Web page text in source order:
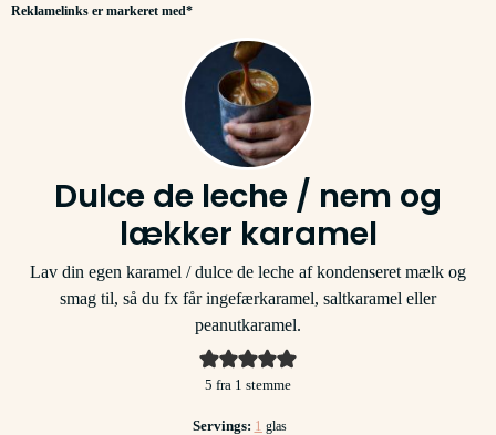
Reklamelinks er markeret med*
Dulce de leche / nem og
lækker karamel
Lav din egen karamel / dulce de leche af kondenseret mælk og
smag til, så du fx får ingefærkaramel, saltkaramel eller
peanutkaramel.
5 fra 1 stemme
Servings: 1 glas